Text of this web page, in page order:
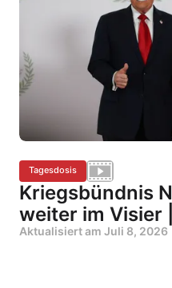
Tagesdosis
Kriegsbündnis
weiter im Visier
Aktualisiert am Juli 8, 2026